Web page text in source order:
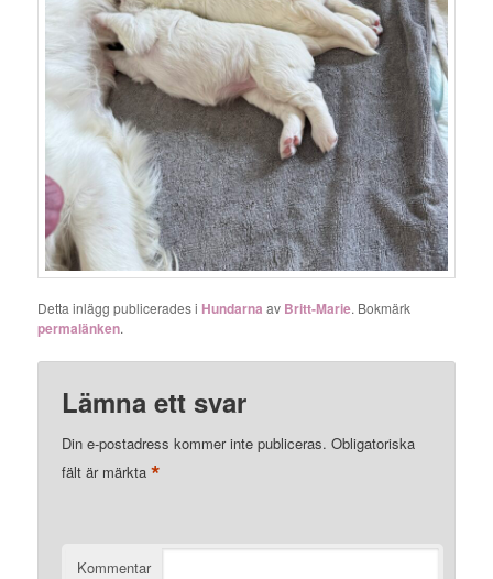
Detta inlägg publicerades i Hundarna av Britt-Marie. Bokmärk
permalänken.
Lämna ett svar
Din e-postadress kommer inte publiceras. Obligatoriska
fält är märkta*
Kommentar